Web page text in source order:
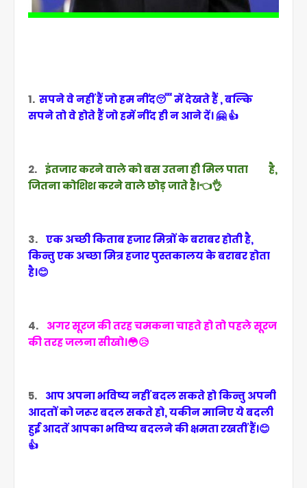
1. सपने वे नहीं हैं जो हम नींद😴 में देखते हैं , बल्कि
सपने तो वे होते हैं जो हमें नींद ही न आने दें। 🤗 👍
2. इंतजार करने वाले को बस उतना ही मिल पाता है,
जितना कोशिश करने वाले छोड़ जाते है।👈👌
3. एक अच्छी किताब हजार मित्रों के बराबर होती है,
किन्तु एक अच्छा मित्र हजार पुस्तकालय के बराबर होता
है।😊
4. अगर सूरज की तरह चमकना चाहते हो तो पहले सूरज
की तरह जलना सीखो।😳😥
5. आप अपना भविष्य नहीं बदल सकते हो किन्तु अपनी
आदतों को जरूर बदल सकते हो, यकीन मानिए ये बदली
हुई आदतें आपका भविष्य बदलने की क्षमता रखतीं हैं।😊
👍